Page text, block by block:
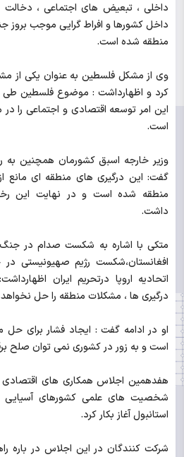
داخلی ، تبعیض های اجتماعی ، دخالت
داخل کشورها و افراط گرایی موجب بروز
منطقه شده است.
وی از مشکل فلسطین به عنوان یکی از
این امر توسعه اقتصادی و اجتماعی را
است.
وزیر خارجه اسبق کشورمان همچنین به
گفت: این درگیری های منطقه ای مانع
منطقه شده است و در نهایت این
داشت.
متکی با اشاره به شکست صدام در جنگ
افغانستان،شکست رژیم صهیونیستی
اتحادیه اروپا درتحریم ایران
درگیری ها ، مشکلات منطقه را حل
او در ادامه گفت : ایجاد فشار برای
است و به زور در کشوری نمی توان صلح
هفدهمین اجلاس همکاری های اقتصادی
شخصیت های علمی کشورهای آسیایی و
استانبول آغاز بکار کرد.
شرکت کنندگان در این اجلاس در باره